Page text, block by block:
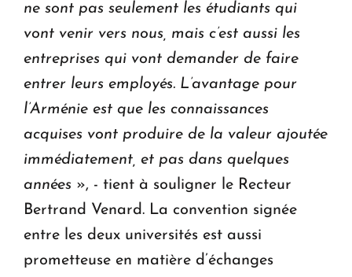
ne sont pas seulement les étudiants qui
vont venir vers nous, mais c’est aussi les
entreprises qui vont demander de faire
entrer leurs employés. L’avantage pour
l’Arménie est que les connaissances
acquises vont produire de la valeur ajoutée
immédiatement, et pas dans quelques
années », - tient à souligner le Recteur
Bertrand Venard. La convention signée
entre les deux universités est aussi
prometteuse en matière d’échanges